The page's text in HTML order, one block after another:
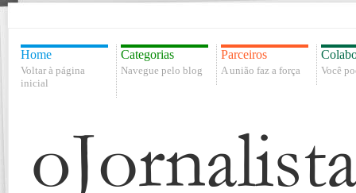
Home
Voltar à página
inicial
Categorias
Navegue pelo blog
Parceiros
A união faz a força Você